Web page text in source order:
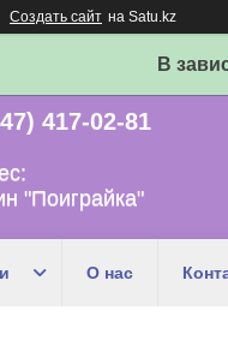
Создать сайт на Satu.kz
В
417-02-81
"Поиграйка"
О нас